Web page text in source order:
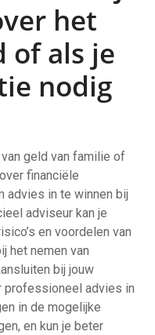
het
of als je
nodig
geld van familie of
financiële
advies in te winnen bij
adviseur kan je
en voordelen van
het nemen van
bij jouw
professioneel advies in
in de mogelijke
en kun je beter